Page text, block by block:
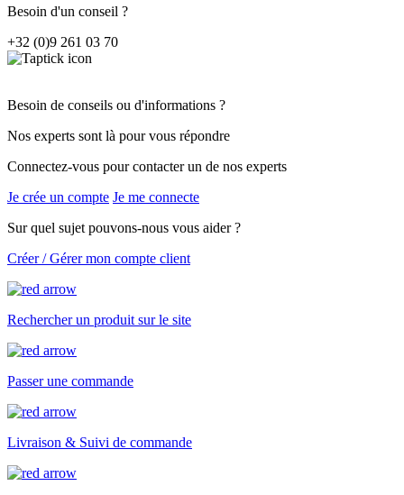
Besoin d'un conseil ?
+32 (0)9 261 03 70
Besoin de conseils ou d'informations ?
Nos experts sont là pour vous répondre
Connectez-vous pour contacter un de nos experts
Je crée un compte Je me connecte
Sur quel sujet pouvons-nous vous aider ?
Créer / Gérer mon compte client
Rechercher un produit sur le site
Passer une commande
Livraison & Suivi de commande